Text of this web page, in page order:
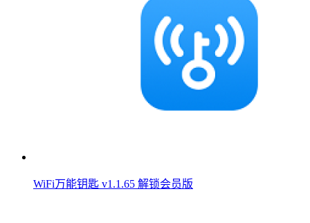
WiFi万能钥匙 v1.1.65 解锁会员版